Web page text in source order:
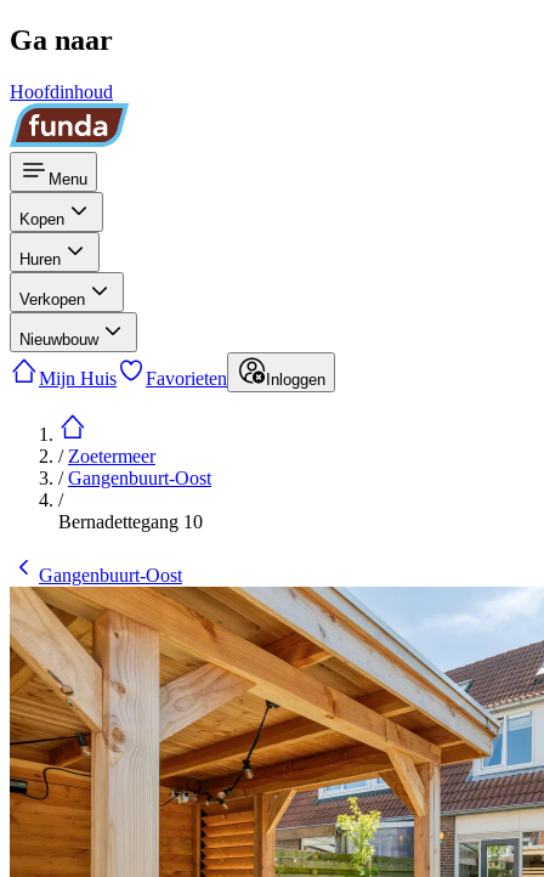
Ga naar
Hoofdinhoud
Menu
Kopen
Huren
Verkopen
Nieuwbouw
Mijn Huis Favorieten Inloggen
/ Zoetermeer
/Gangenbuurt-Oost
/
Bernadettegang 10
Gangenbuurt-Oost